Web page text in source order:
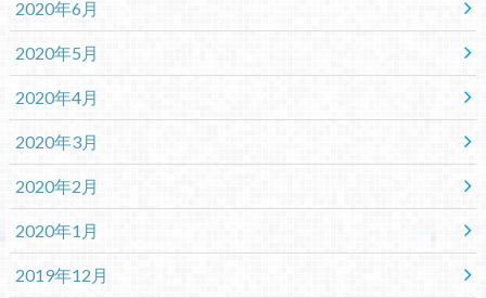
2020年6月
2020年5月
2020年4月
2020年3月
2020年2月
2020年1月
2019年12月